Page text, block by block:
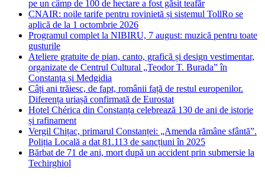
pe un câmp de 100 de hectare a fost găsit teafăr
CNAIR: noile tarife pentru rovinietă și sistemul TollRo se
aplică de la 1 octombrie 2026
Programul complet la NIBIRU, 7 august: muzică pentru toate
gusturile
Ateliere gratuite de pian, canto, grafică și design vestimentar,
organizate de Centrul Cultural „Teodor T. Burada” în
Constanța și Medgidia
Câți ani trăiesc, de fapt, românii față de restul europenilor.
Diferența uriașă confirmată de Eurostat
Hotel Chérica din Constanța celebrează 130 de ani de istorie
și rafinament
Vergil Chițac, primarul Constanței: „Amenda rămâne sfântă”.
Poliția Locală a dat 81.113 de sancțiuni în 2025
Bărbat de 71 de ani, mort după un accident prin submersie la
Techirghiol